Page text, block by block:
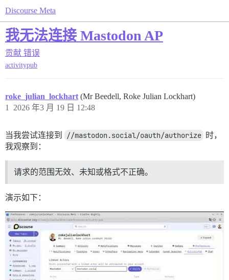
Discourse Meta
我无法连接 Mastodon AP
贡献 错误
activitypub
roke_julian_lockhart (Mr Beedell, Roke Julian Lockhart)
2026 年3 月 19 日 12:48
1
当我尝试连接到 //mastodon.social/oauth/authorize 时，
我观察到：
请求的范围无效、未知或格式不正确。
演示如下：